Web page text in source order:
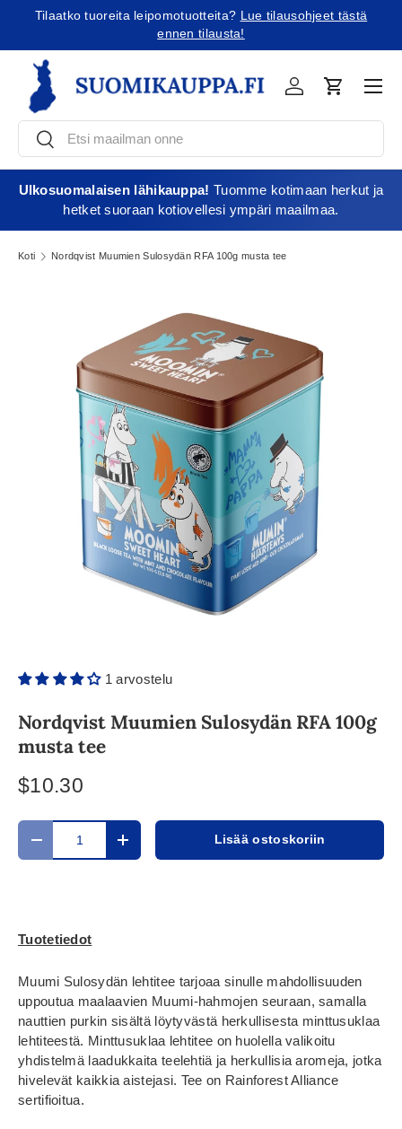
Tilaatko tuoreita leipomotuotteita? Lue tilausohjeet tästä
ennen tilausta!
EtsiEtsi
KirjauduOstoskori
Ulkosuomalaisen lähikauppa! Tuomme kotimaan herkut ja
hetket suoraan kotiovellesi ympäri maailmaa.
Koti Nordqvist Muumien Sulosydän RFA 100g musta tee
1 arvostelu
Nordqvist Muumien Sulosydän RFA 100g
musta tee
$10.30
Määrä
Translation missing: fi.cart.items.decrease_quantity
Translation missing:Lisää ostoskoriin
Tuotetiedot
Muumi Sulosydän lehtitee tarjoaa sinulle mahdollisuuden
uppoutua maalaavien Muumi-hahmojen seuraan, samalla
nauttien purkin sisältä löytyvästä herkullisesta minttusuklaa
lehtiteestä. Minttusuklaa lehtitee on huolella valikoitu
yhdistelmä laadukkaita teelehtiä ja herkullisia aromeja, jotka
hivelevät kaikkia aistejasi. Tee on Rainforest Alliance
sertifioitua.